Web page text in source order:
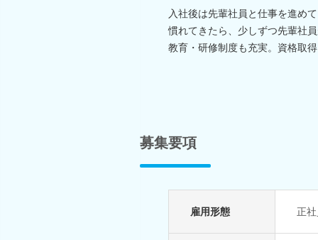
入社後は先輩社員と仕事を進め
慣れてきたら、少しずつ先輩社
教育・研修制度も充実。資格取
募集要項
雇用形態 正